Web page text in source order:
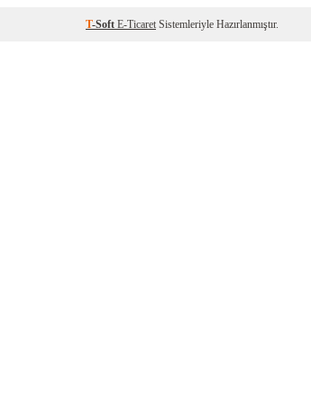
T-Soft E-Ticaret Sistemleriyle Hazırlanmıştır.